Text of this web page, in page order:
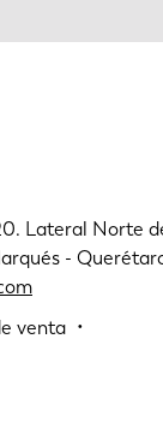
Lateral Norte
-
venta